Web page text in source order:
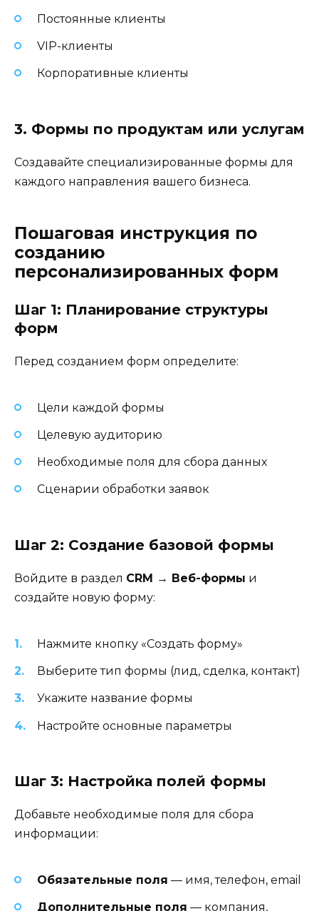
Постоянные клиенты
VIP-клиенты
Корпоративные клиенты
3. Формы по продуктам или услугам
Создавайте специализированные формы для
каждого направления вашего бизнеса.
Пошаговая инструкция по
созданию
персонализированных форм
Шаг 1: Планирование структуры
форм
Перед созданием форм определите:
Цели каждой формы
Целевую аудиторию
Необходимые поля для сбора данных
Сценарии обработки заявок
Шаг 2: Создание базовой формы
Войдите в раздел CRM → Веб-формы и
создайте новую форму:
Нажмите кнопку «Создать форму»
Выберите тип формы (лид, сделка, контакт)
Укажите название формы
Настройте основные параметры
Шаг 3: Настройка полей формы
Добавьте необходимые поля для сбора
информации:
Обязательные поля — имя, телефон, email
Дополнительные поля — компания,